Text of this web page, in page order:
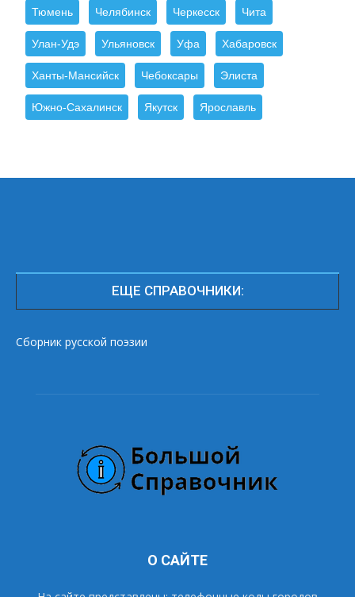
Тюмень Челябинск Черкесск Чита
Улан-Удэ Ульяновск Уфа Хабаровск
Ханты-Мансийск Чебоксары Элиста
Южно-Сахалинск Якутск Ярославль
ЕЩЕ СПРАВОЧНИКИ:
Сборник русской поэзии
О САЙТЕ